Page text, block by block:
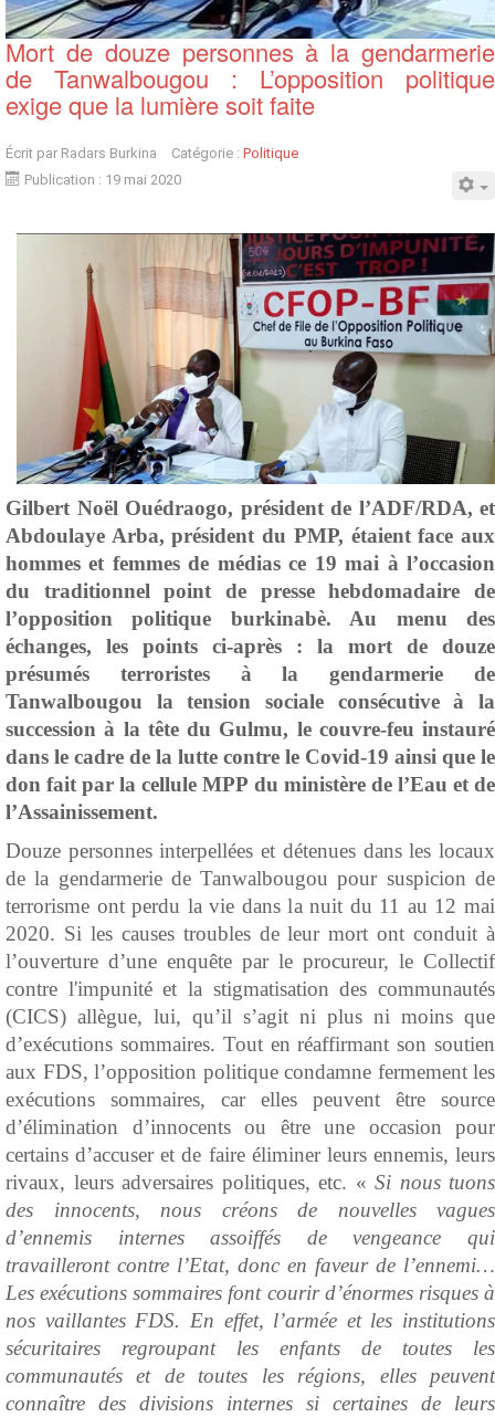
Mort de douze personnes à la gendarmerie
de Tanwalbougou : L’opposition politique
exige que la lumière soit faite
Écrit par Radars Burkina Catégorie : Politique
Publication : 19 mai 2020
Gilbert Noël Ouédraogo, président de l’ADF/RDA, et
Abdoulaye Arba, président du PMP, étaient face aux
hommes et femmes de médias ce 19 mai à l’occasion
du traditionnel point de presse hebdomadaire de
l’opposition politique burkinabè. Au menu des
échanges, les points ci-après : la mort de douze
présumés terroristes à la gendarmerie de
Tanwalbougou la tension sociale consécutive à la
succession à la tête du Gulmu, le couvre-feu instauré
dans le cadre de la lutte contre le Covid-19 ainsi que le
don fait par la cellule MPP du ministère de l’Eau et de
l’Assainissement.
Douze personnes interpellées et détenues dans les locaux
de la gendarmerie de Tanwalbougou pour suspicion de
terrorisme ont perdu la vie dans la nuit du 11 au 12 mai
2020. Si les causes troubles de leur mort ont conduit à
l’ouverture d’une enquête par le procureur, le Collectif
contre l'impunité et la stigmatisation des communautés
(CICS) allègue, lui, qu’il s’agit ni plus ni moins que
d’exécutions sommaires. Tout en réaffirmant son soutien
aux FDS, l’opposition politique condamne fermement les
exécutions sommaires, car elles peuvent être source
d’élimination d’innocents ou être une occasion pour
certains d’accuser et de faire éliminer leurs ennemis, leurs
rivaux, leurs adversaires politiques, etc. « Si nous tuons
des innocents, nous créons de nouvelles vagues
d’ennemis internes assoiffés de vengeance qui
travailleront contre l’Etat, donc en faveur de l’ennemi…
Les exécutions sommaires font courir d’énormes risques à
nos vaillantes FDS. En effet, l’armée et les institutions
sécuritaires regroupant les enfants de toutes les
communautés et de toutes les régions, elles peuvent
connaître des divisions internes si certaines de leurs